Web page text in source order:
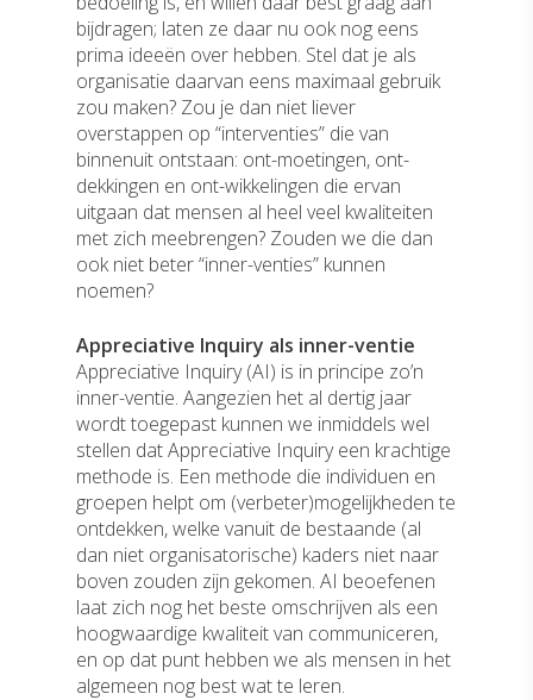
bijdragen; laten ze daar nu ook nog eens
prima ideeën over hebben. Stel dat je als
organisatie daarvan eens maximaal gebruik
zou maken? Zou je dan niet liever
overstappen op “interventies” die van
binnenuit ontstaan: ont-moetingen, ont-
dekkingen en ont-wikkelingen die ervan
uitgaan dat mensen al heel veel kwaliteiten
met zich meebrengen? Zouden we die dan
ook niet beter “inner-venties” kunnen
noemen?
Appreciative Inquiry als inner-ventie
Appreciative Inquiry (AI) is in principe zo’n
inner-ventie. Aangezien het al dertig jaar
wordt toegepast kunnen we inmiddels wel
stellen dat Appreciative Inquiry een krachtige
methode is. Een methode die individuen en
groepen helpt om (verbeter)mogelijkheden te
ontdekken, welke vanuit de bestaande (al
dan niet organisatorische) kaders niet naar
boven zouden zijn gekomen. AI beoefenen
laat zich nog het beste omschrijven als een
hoogwaardige kwaliteit van communiceren,
en op dat punt hebben we als mensen in het
algemeen nog best wat te leren.